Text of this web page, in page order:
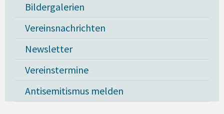
Bildergalerien
Vereinsnachrichten
Newsletter
Vereinstermine
Antisemitismus melden